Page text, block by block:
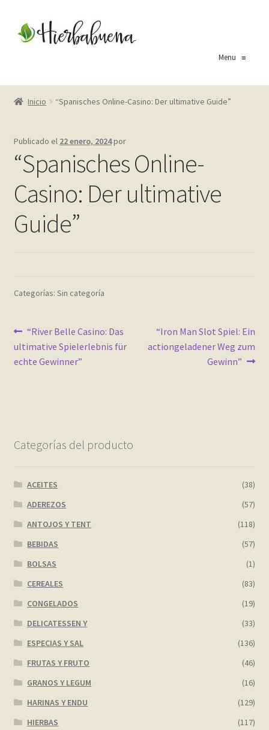
aal
Menu≡
Inicio
Carrito
Cart
inicio
Mi cuenta
My account
Privacy Policy
Sample Page
Shop
Tienda
Inicio “Spanisches Online-Casino: Der ultimative Guide”
Publicado el 22 enero, 2024por
“Spanisches Online-
Casino: Der ultimative
Guide”
Categorías: Sin categoría
Navegación
de
Anterior:
“River Belle Casino: Das
ultimative Spielerlebnis für
echte Gewinner”
Siguiente:
“Iron Man Slot Spiel: Ein
actiongeladener Weg zum
Gewinn”
Categorías del producto
ACEITES
(38)
ADEREZOS
(57)
ANTOJOS Y TENT
(118)
BEBIDAS
(57)
BOLSAS
(1)
CEREALES
(83)
CONGELADOS
(19)
DELICATESSEN Y
(33)
ESPECIAS Y SAL
(136)
FRUTAS Y FRUTO
(46)
GRANOS Y LEGUM
(16)
HARINAS Y ENDU
(129)
HIERBAS
(117)